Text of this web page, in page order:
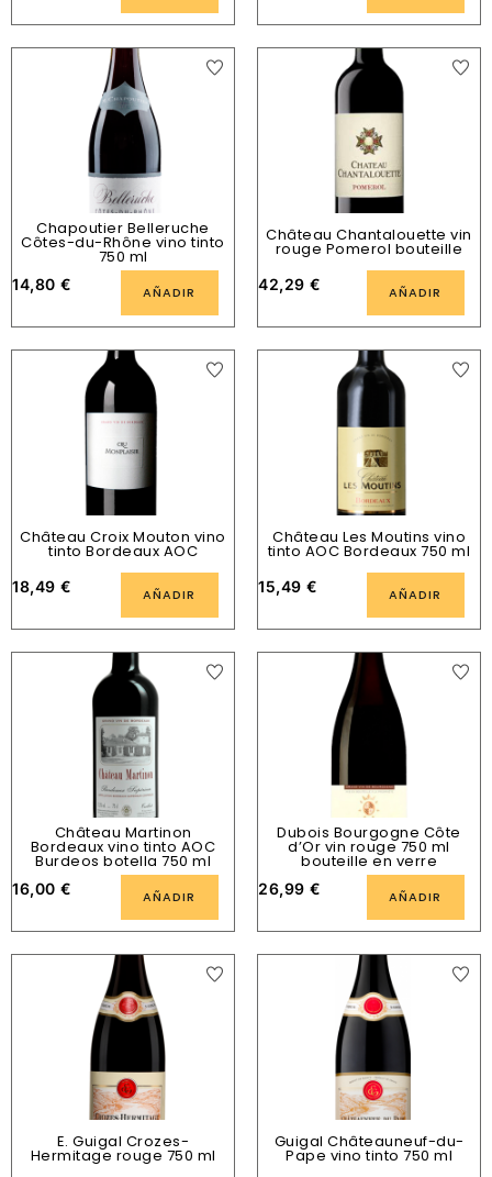
Chapoutier Belleruche
Côtes-du-Rhône vino tinto
750 ml
14,80 € AÑADIR
Château Chantalouette vin
rouge Pomerol bouteille
42,29 € AÑADIR
Château Croix Mouton vino
tinto Bordeaux AOC
18,49 € AÑADIR
Château Les Moutins vino
tinto AOC Bordeaux 750 ml
15,49 € AÑADIR
Château Martinon
Bordeaux vino tinto AOC
Burdeos botella 750 ml
16,00 € AÑADIR
Dubois Bourgogne Côte
d’Or vin rouge 750 ml
bouteille en verre
26,99 € AÑADIR
E. Guigal Crozes-
Hermitage rouge 750 ml
Guigal Châteauneuf-du-
Pape vino tinto 750 ml